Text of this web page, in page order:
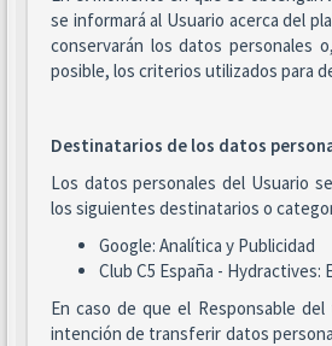
se informará al Usuario acerca del
conservarán los datos personales
posible, los criterios utilizados para
Destinatarios de los datos
Los datos personales del Usuario
los siguientes destinatarios o
Google: Analítica y
Club C5 España - Hydractives:
En caso de que el Responsable
intención de transferir datos